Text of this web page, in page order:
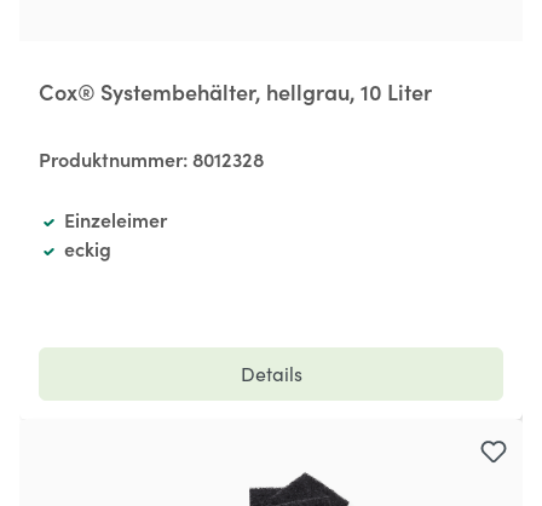
Cox® Systembehälter, hellgrau, 10 Liter
Produktnummer:8012328
Einzeleimer
eckig
Details